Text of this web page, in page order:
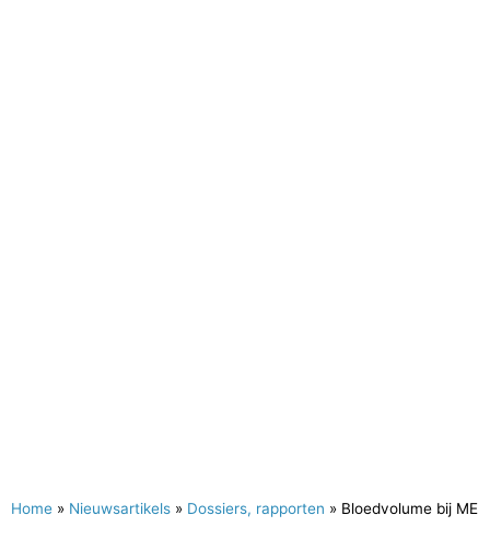
Home » Nieuwsartikels » Dossiers, rapporten » Bloedvolume bij ME